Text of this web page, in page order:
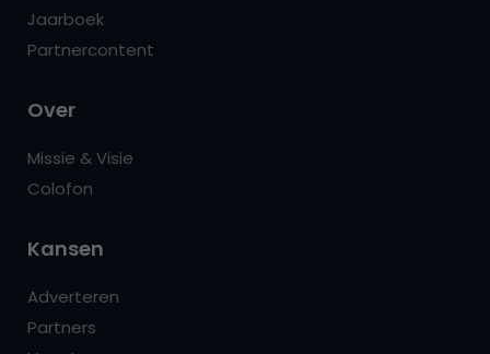
Jaarboek
Partnercontent
Over
Missie & Visie
Colofon
Kansen
Adverteren
Partners